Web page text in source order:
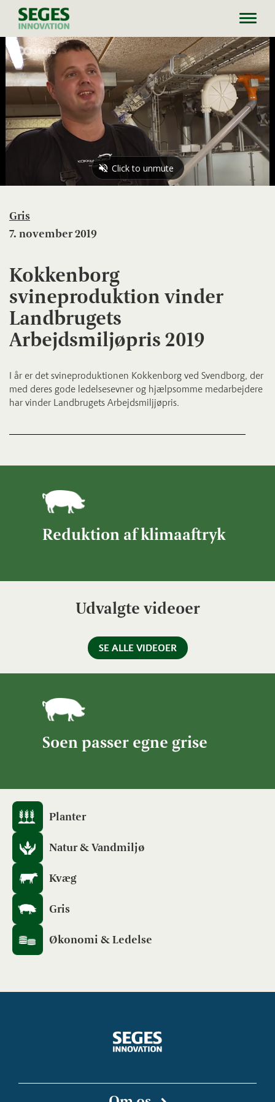
Gris
7. november 2019
Kokkenborg
svineproduktion vinder
Landbrugets
Arbejdsmiljøpris 2019
I år er det svineproduktionen Kokkenborg ved Svendborg, der
med deres gode ledelsesevner og hjælpsomme medarbejdere
har vinder Landbrugets Arbejdsmiljjøpris.
Reduktion af klimaaftryk
Udvalgte videoer
SE ALLE VIDEOER
Soen passer egne grise
Planter
Natur & Vandmiljø
Kvæg
Gris
Økonomi & Ledelse